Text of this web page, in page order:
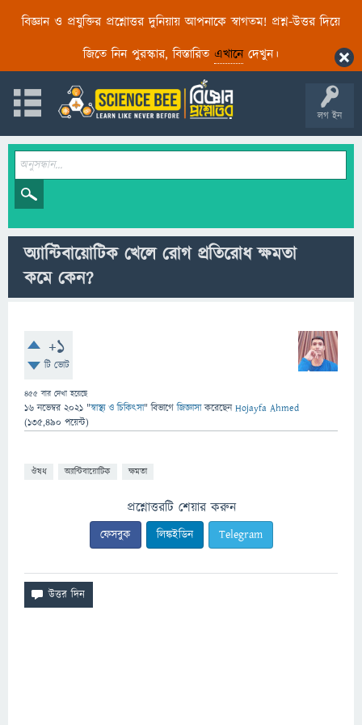
বিজ্ঞান ও প্রযুক্তির প্রশ্নোত্তর দুনিয়ায় আপনাকে স্বাগতম! প্রশ্ন-উত্তর দিয়ে
জিতে নিন পুরস্কার, বিস্তারিত এখানেদেখুন।
লগ ইন
অ্যান্টিবায়োটিক খেলে রোগ প্রতিরোধ ক্ষমতা
কমে কেন?
+1
টি ভোট
455 বার দেখা হয়েছে
16 নভেম্বর 2021 "স্বাস্থ্য ও চিকিৎসা" বিভাগে জিজ্ঞাসাকরেছেনHojayfa Ahmed
(135,490 পয়েন্ট)
ঔষধ অ্যান্টিবায়োটিক ক্ষমতা
প্রশ্নোত্তরটি শেয়ার করুন
ফেসবুক লিঙ্কইডিন Telegram